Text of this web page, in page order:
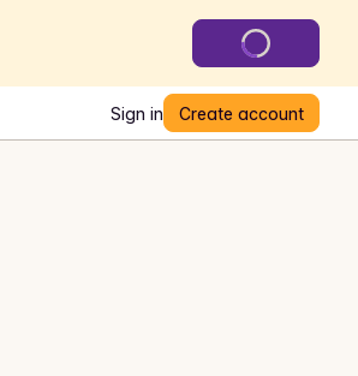
Sign in Create account